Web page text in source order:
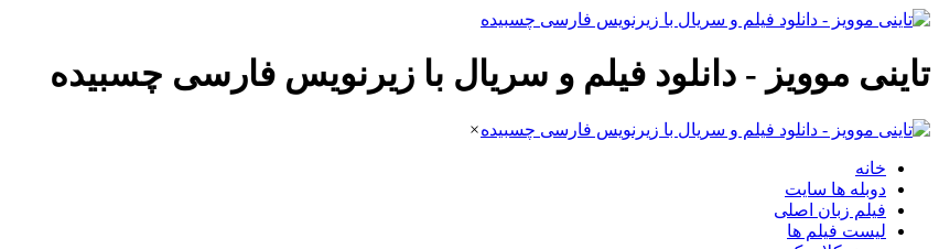
تاینی موویز - دانلود فیلم و سریال با زیرنویس فارسی چسبیده
×
خانه
دوبله ها سایت
فیلم زبان اصلی
لیست فیلم ها